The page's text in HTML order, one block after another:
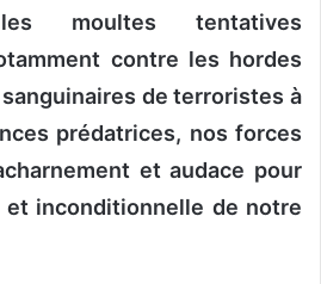
moultes tentatives
contre les hordes
de terroristes à
prédatrices, nos forces
et audace pour
inconditionnelle de notre